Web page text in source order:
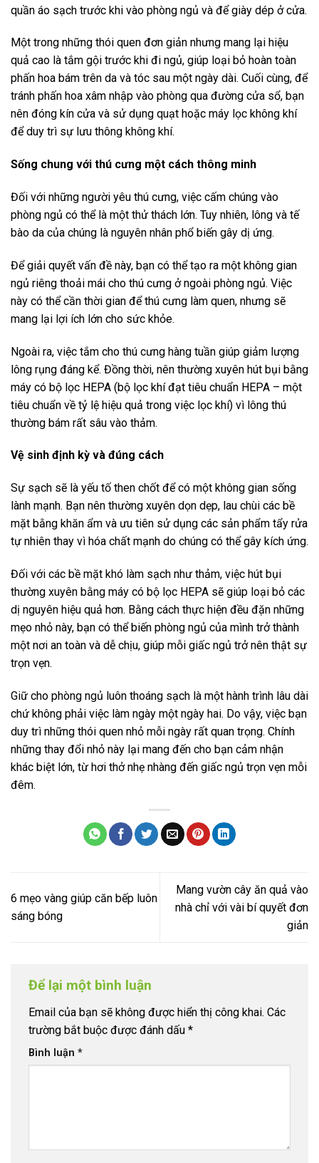
quần áo sạch trước khi vào phòng ngủ và để giày dép ở cửa.
Một trong những thói quen đơn giản nhưng mang lại hiệu
quả cao là tắm gội trước khi đi ngủ, giúp loại bỏ hoàn toàn
phấn hoa bám trên da và tóc sau một ngày dài. Cuối cùng, để
tránh phấn hoa xâm nhập vào phòng qua đường cửa sổ, bạn
nên đóng kín cửa và sử dụng quạt hoặc máy lọc không khí
để duy trì sự lưu thông không khí.
Sống chung với thú cưng một cách thông minh
Đối với những người yêu thú cưng, việc cấm chúng vào
phòng ngủ có thể là một thử thách lớn. Tuy nhiên, lông và tế
bào da của chúng là nguyên nhân phổ biến gây dị ứng.
Để giải quyết vấn đề này, bạn có thể tạo ra một không gian
ngủ riêng thoải mái cho thú cưng ở ngoài phòng ngủ. Việc
này có thể cần thời gian để thú cưng làm quen, nhưng sẽ
mang lại lợi ích lớn cho sức khỏe.
Ngoài ra, việc tắm cho thú cưng hàng tuần giúp giảm lượng
lông rụng đáng kể. Đồng thời, nên thường xuyên hút bụi bằng
máy có bộ lọc HEPA (bộ lọc khí đạt tiêu chuẩn HEPA – một
tiêu chuẩn về tỷ lệ hiệu quả trong việc lọc khí) vì lông thú
thường bám rất sâu vào thảm.
Vệ sinh định kỳ và đúng cách
Sự sạch sẽ là yếu tố then chốt để có một không gian sống
lành mạnh. Bạn nên thường xuyên dọn dẹp, lau chùi các bề
mặt bằng khăn ẩm và ưu tiên sử dụng các sản phẩm tẩy rửa
tự nhiên thay vì hóa chất mạnh do chúng có thể gây kích ứng.
Đối với các bề mặt khó làm sạch như thảm, việc hút bụi
thường xuyên bằng máy có bộ lọc HEPA sẽ giúp loại bỏ các
dị nguyên hiệu quả hơn. Bằng cách thực hiện đều đặn những
mẹo nhỏ này, bạn có thể biến phòng ngủ của mình trở thành
một nơi an toàn và dễ chịu, giúp mỗi giấc ngủ trở nên thật sự
trọn vẹn.
Giữ cho phòng ngủ luôn thoáng sạch là một hành trình lâu dài
chứ không phải việc làm ngày một ngày hai. Do vậy, việc bạn
duy trì những thói quen nhỏ mỗi ngày rất quan trọng. Chính
những thay đổi nhỏ này lại mang đến cho bạn cảm nhận
khác biệt lớn, từ hơi thở nhẹ nhàng đến giấc ngủ trọn vẹn mỗi
đêm.
6 mẹo vàng giúp căn bếp luôn
sáng bóng
Mang vườn cây ăn quả vào
nhà chỉ với vài bí quyết đơn
giản
Để lại một bình luận
Email của bạn sẽ không được hiển thị công khai. Các
trường bắt buộc được đánh dấu *
Bình luận *